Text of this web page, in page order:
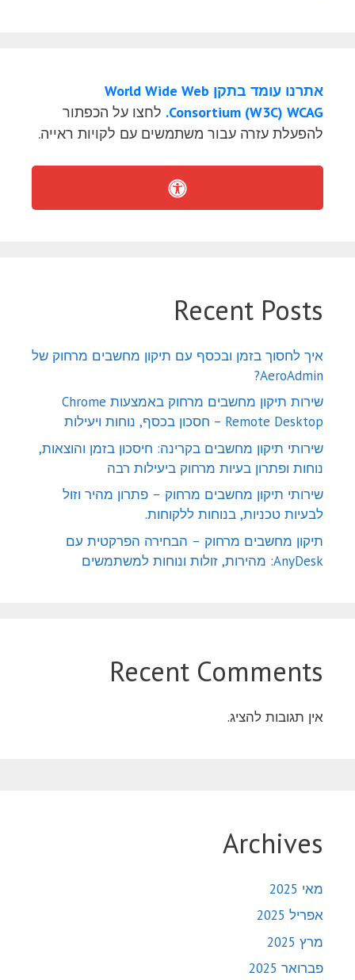
Archives
מאי 2025
אפריל 2025
מרץ 2025
פברואר 2025
אתרנו עומד בתקן World Wide Web
Consortium (W3C) WCAG. לחצו על הכפתור
להפעלת עזרה עבור משתמשים עם לקויות ראייה.
Recent Posts
איך לחסוך בזמן ובכסף עם תיקון מחשבים מרחוק של
AeroAdmin?
שירות תיקון מחשבים מרחוק באמצעות Chrome
Remote Desktop – חסכון בכסף, נוחות ויעילות
שירותי תיקון מחשבים בקרינה: חיסכון בזמן והוצאות,
נוחות ופתרון בעיות מרחוק ביעילות רבה
שירותי תיקון מחשבים מרחוק – פתרון מהיר וזול
לבעיות טכניות, בנוחות ללקוחות.
תיקון מחשבים מרחוק – הבחירה הפרקטית עם
AnyDesk: מהירות, זולות ונוחות למשתמשים
Recent Comments
אין תגובות להציג.